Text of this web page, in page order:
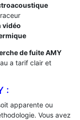
vidéo
de fuite AMY
a tarif clair et
:
apparente ou
Vous avez